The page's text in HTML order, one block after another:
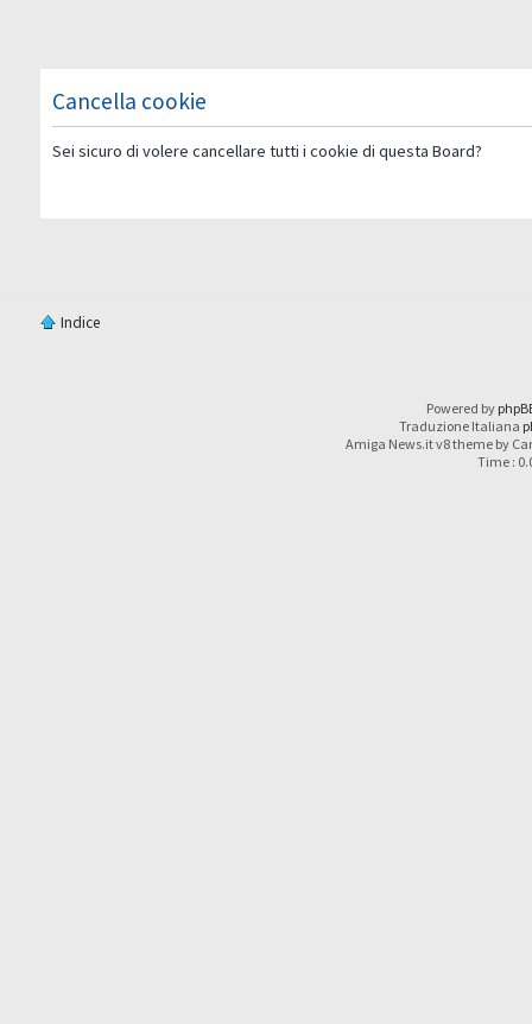
Cancella cookie
Sei sicuro di volere cancellare tutti i cookie di questa Board?
Indice
Powered by
Traduzione Italiana
Amiga News.it v8 theme by
Time :